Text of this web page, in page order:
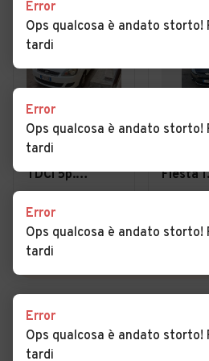
€ 3.200
Ford Fiesta 1.4
TDCi 5p.
Titanium
€ 3.300
Fiesta
90CV
Cerca altri risultati
Error
Ops qualcosa è andato storto!
tardi
Error
Ops qualcosa è andato storto!
tardi
Error
Ops qualcosa è andato storto!
tardi
Error
Ops qualcosa è andato storto!
tardi